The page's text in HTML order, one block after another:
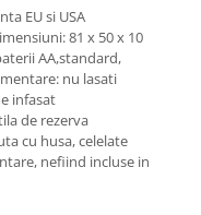
EU si USA
81 x 50 x 10
AA,standard,
nu lasati
infasat
de rezerva
cu husa, celelate
nefiind incluse in